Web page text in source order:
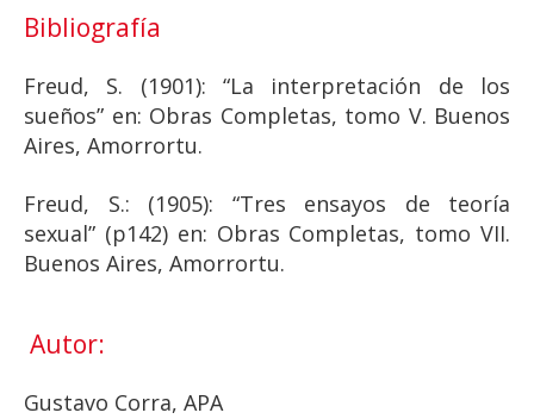
Bibliografía
Freud, S. (1901): “La interpretación de los
sueños” en: Obras Completas, tomo V. Buenos
Aires, Amorrortu.
Freud, S.: (1905): “Tres ensayos de teoría
sexual” (p142) en: Obras Completas, tomo VII.
Buenos Aires, Amorrortu.
Autor:
Gustavo Corra, APA